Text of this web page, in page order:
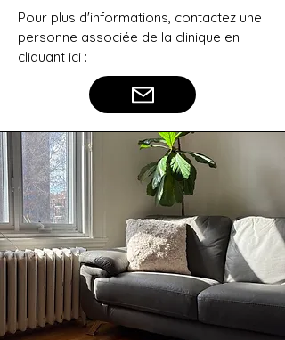
Pour plus d'informations, contactez une
personne associée de la clinique en
cliquant ici :